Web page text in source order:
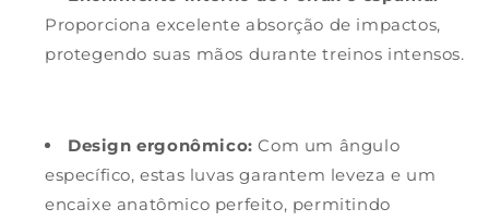
Proporciona excelente absorção de impactos,
protegendo suas mãos durante treinos intensos.
Design ergonômico: Com um ângulo
específico, estas luvas garantem leveza e um
encaixe anatômico perfeito, permitindo